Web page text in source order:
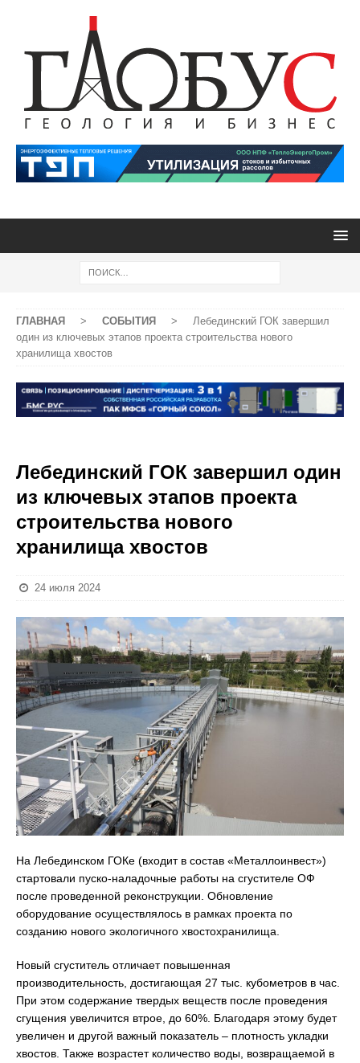
ГЛАВНАЯ > СОБЫТИЯ >
Лебединский ГОК завершил
один из ключевых этапов проекта строительства нового
хранилища хвостов
Лебединский ГОК завершил один
из ключевых этапов проекта
строительства нового
хранилища хвостов
24 июля 2024
На Лебединском ГОКе (входит в состав «Металлоинвест»)
стартовали пуско-наладочные работы на сгустителе ОФ
после проведенной реконструкции. Обновление
оборудование осуществлялось в рамках проекта по
созданию нового экологичного хвостохранилища.
Новый сгуститель отличает повышенная
производительность, достигающая 27 тыс. кубометров в час.
При этом содержание твердых веществ после проведения
сгущения увеличится втрое, до 60%. Благодаря этому будет
увеличен и другой важный показатель – плотность укладки
хвостов. Также возрастет количество воды, возвращаемой в